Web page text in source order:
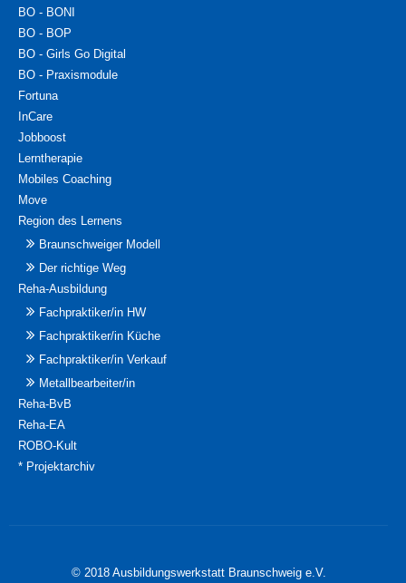
BO - BONI
BO - BOP
BO - Girls Go Digital
BO - Praxismodule
Fortuna
InCare
Jobboost
Lerntherapie
Mobiles Coaching
Move
Region des Lernens
Braunschweiger Modell
Der richtige Weg
Reha-Ausbildung
Fachpraktiker/in HW
Fachpraktiker/in Küche
Fachpraktiker/in Verkauf
Metallbearbeiter/in
Reha-BvB
Reha-EA
ROBO-Kult
* Projektarchiv
© 2018 Ausbildungswerkstatt Braunschweig e.V.